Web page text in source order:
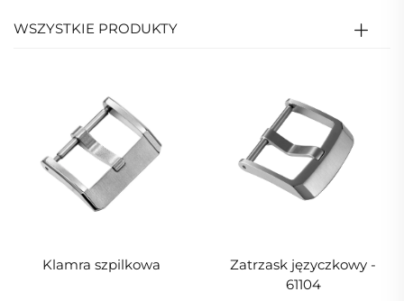
WSZYSTKIE PRODUKTY
Klamra szpilkowa
Zatrzask języczkowy -
61104